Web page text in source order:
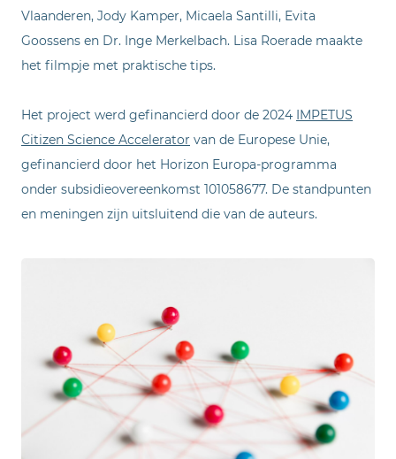
Vlaanderen, Jody Kamper, Micaela Santilli, Evita
Goossens en Dr. Inge Merkelbach. Lisa Roerade maakte
het filmpje met praktische tips.
Het project werd gefinancierd door de 2024 IMPETUS
Citizen Science Accelerator van de Europese Unie,
gefinancierd door het Horizon Europa-programma
onder subsidieovereenkomst 101058677. De standpunten
en meningen zijn uitsluitend die van de auteurs.